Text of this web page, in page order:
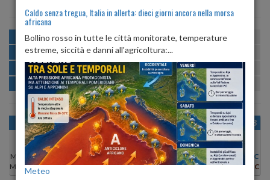
MATTINA min:22º max:26º U:64%
POMERIGGIO min:27º max:29º
SERA min: 25º max:31º U:65%-80%
NOTTE min:22º max:25º U:78%
OGGI
Min:
21°C
Max:27°C
SAB 08
Min:
22°C
Max:26°C
DOM 09
Min:21°C
Max:26°C
LUN 10
Min:22°C
Max:26°C
MAR 11
Min:
22°C
Max:27°C
MER 12
Min:22°C
Max:27°C
GIO 13
Min:
22°C
Max:26°C
Caldo senza tregua, Italia in allerta: dieci giorni ancora nella morsa
africana
Bollino rosso in tutte le città monitorate, temperature
estreme, siccità e danni all'agricoltura:...
Meteo